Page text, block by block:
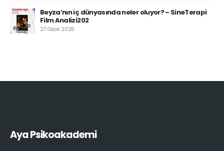
Beyza’nın iç dünyasında neler oluyor? – SineTerapi
Film Analizi202
27 Ocak 2026
Aya Psikoakademi